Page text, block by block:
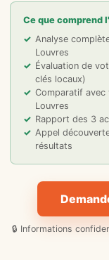
Ce que comprend
Analyse
Louvres
Évaluation de
clés locaux)
Comparatif avec
Louvres
Rapport des 3
Appel
résultats
🔒 Informations